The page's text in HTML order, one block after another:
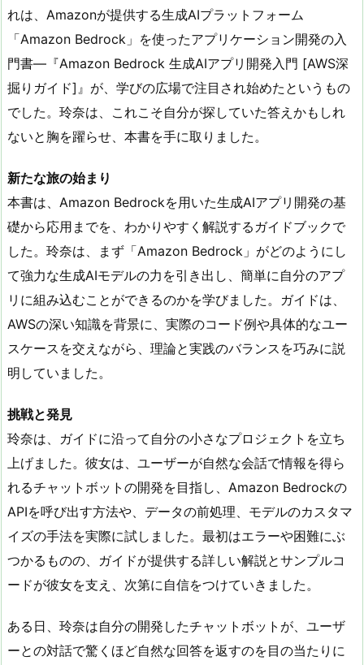
れは、Amazonが提供する生成AIプラットフォーム
「Amazon Bedrock」を使ったアプリケーション開発の入
門書―『Amazon Bedrock 生成AIアプリ開発入門 [AWS深
掘りガイド]』が、学びの広場で注目され始めたというもの
でした。玲奈は、これこそ自分が探していた答えかもしれ
ないと胸を躍らせ、本書を手に取りました。
新たな旅の始まり
本書は、Amazon Bedrockを用いた生成AIアプリ開発の基
礎から応用までを、わかりやすく解説するガイドブックで
した。玲奈は、まず「Amazon Bedrock」がどのようにし
て強力な生成AIモデルの力を引き出し、簡単に自分のアプ
リに組み込むことができるのかを学びました。ガイドは、
AWSの深い知識を背景に、実際のコード例や具体的なユー
スケースを交えながら、理論と実践のバランスを巧みに説
明していました。
挑戦と発見
玲奈は、ガイドに沿って自分の小さなプロジェクトを立ち
上げました。彼女は、ユーザーが自然な会話で情報を得ら
れるチャットボットの開発を目指し、Amazon Bedrockの
APIを呼び出す方法や、データの前処理、モデルのカスタマ
イズの手法を実際に試しました。最初はエラーや困難にぶ
つかるものの、ガイドが提供する詳しい解説とサンプルコ
ードが彼女を支え、次第に自信をつけていきました。
ある日、玲奈は自分の開発したチャットボットが、ユーザ
ーとの対話で驚くほど自然な回答を返すのを目の当たりに